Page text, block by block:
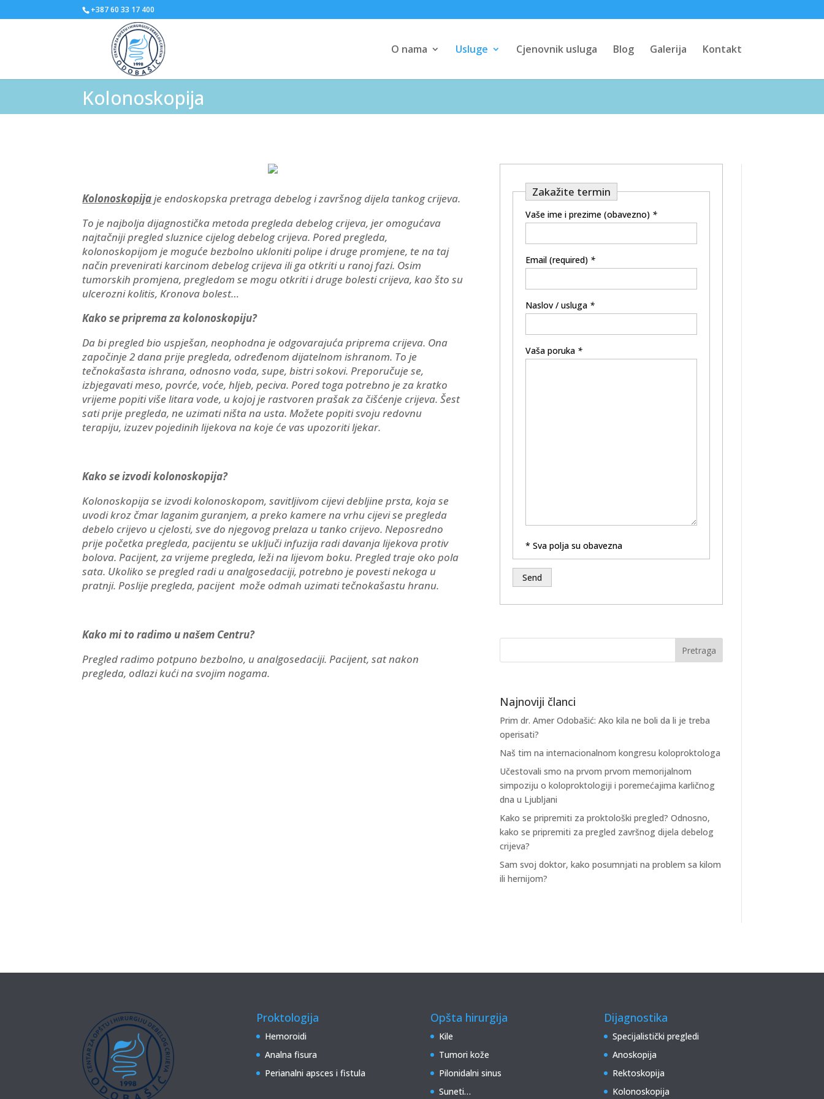
+387 60 33 17 400
O nama Usluge Cjenovnik usluga Blog Galerija Kontakt
Kolonoskopija
Kolonoskopijaje endoskopska pretraga debelog i završnog dijela tankog crijeva.
To je najbolja dijagnostička metoda pregleda debelog crijeva, jer omogućava
najtačniji pregled sluznice cijelog debelog crijeva. Pored pregleda,
kolonoskopijom je moguće bezbolno ukloniti polipe i druge promjene, te na taj
način prevenirati karcinom debelog crijeva ili ga otkriti u ranoj fazi. Osim
tumorskih promjena, pregledom se mogu otkriti i druge bolesti crijeva, kao što su
ulcerozni kolitis, Kronova bolest…
Kako se priprema za kolonoskopiju?
Da bi pregled bio uspješan, neophodna je odgovarajuća priprema crijeva. Ona
započinje 2 dana prije pregleda, određenom dijatelnom ishranom. To je
tečnokašasta ishrana, odnosno voda, supe, bistri sokovi. Preporučuje se,
izbjegavati meso, povrće, voće, hljeb, peciva. Pored toga potrebno je za kratko
vrijeme popiti više litara vode, u kojoj je rastvoren prašak za čišćenje crijeva. Šest
sati prije pregleda, ne uzimati ništa na usta. Možete popiti svoju redovnu
terapiju, izuzev pojedinih lijekova na koje će vas upozoriti ljekar.
Kako se izvodi kolonoskopija?
Kolonoskopija se izvodi kolonoskopom, savitljivom cijevi debljine prsta, koja se
uvodi kroz čmar laganim guranjem, a preko kamere na vrhu cijevi se pregleda
debelo crijevo u cjelosti, sve do njegovog prelaza u tanko crijevo. Neposredno
prije početka pregleda, pacijentu se uključi infuzija radi davanja lijekova protiv
bolova. Pacijent, za vrijeme pregleda, leži na lijevom boku. Pregled traje oko pola
sata. Ukoliko se pregled radi u analgosedaciji, potrebno je povesti nekoga u
pratnji. Poslije pregleda, pacijent može odmah uzimati tečnokašastu hranu.
Kako mi to radimo u našem Centru?
Pregled radimo potpuno bezbolno, u analgosedaciji. Pacijent, sat nakon
pregleda, odlazi kući na svojim nogama.
Zakažite termin
Vaše ime i prezime (obavezno) *
Email (required) *
Naslov / usluga *
Vaša poruka *
* Sva polja su obavezna
Najnoviji članci
Prim dr. Amer Odobašić: Ako kila ne boli da li je treba
operisati?
Naš tim na internacionalnom kongresu koloproktologa
Učestovali smo na prvom prvom memorijalnom
simpoziju o koloproktologiji i poremećajima karličnog
dna u Ljubljani
Kako se pripremiti za proktološki pregled? Odnosno,
kako se pripremiti za pregled završnog dijela debelog
crijeva?
Sam svoj doktor, kako posumnjati na problem sa kilom
ili hernijom?
Proktologija
Hemoroidi
Analna fisura
Perianalni apsces i fistula
Opšta hirurgija
Kile
Tumori kože
Pilonidalni sinus
Suneti…
Dijagnostika
Specijalistički pregledi
Anoskopija
Rektoskopija
Kolonoskopija